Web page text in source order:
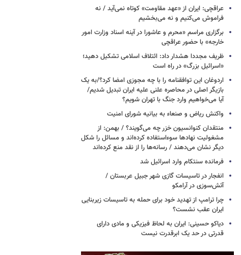
عراقچی: ایران از «عهد مقاومت» کوتاه نمی‌آید / نه
فراموش می‌کنیم و نه می‌بخشیم
برگزاری مراسم «محرم و عاشورا در آینه اسناد وزارت امور
خارجه» با حضور عراقچی
ظریف مجددا هشدار داد: ائتلاف اسلامی تشکیل دهید؛
«اسرائیل بزرگ» در راه است
اردوغان این توافقنامه را با چه مجوزی امضا کرد؟/به یک
بازیگر اصلی در محاصره علنی علیه ایران تبدیل شدیم/
آیا می‌خواهیم وارد جنگ با تهران شویم؟
واکنش ریاض و صنعاء به بیانیه شورای امنیت
منتقدان کنوانسیون خزر چه می‌گویند؟ / بهمن: از
مشغولیت نهادها سوءاستفاده کرده‌اند و مسائل را شکل
دیگر نشان می‌دهند / رسانه‌ها را از نقد منع کرده‌اند
فرمانده سنتکام وارد اسرائیل شد
انفجار در تاسیسات گازی شهر جبیل عربستان /
آتش‌سوزی در آرامکو
چرا ترامپ از تهدید خود برای حمله به تاسیسات زیربنایی
ایران عقب نشست؟
دیاکو حسینی: ایران به لحاظ فیزیکی و مادی دارای
قدرتی در حد یک ابرقدرت نیست